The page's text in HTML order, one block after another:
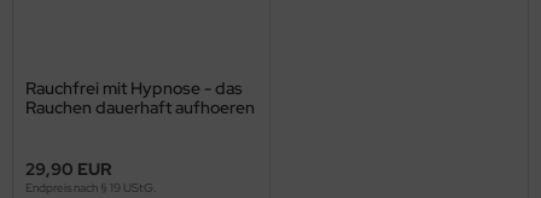
Rauchfrei mit Hypnose - das
Rauchen dauerhaft aufhoeren
29,90 EUR
Endpreis nach § 19 UStG.